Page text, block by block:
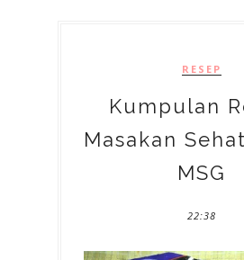
RESEP
Kumpulan
Masakan
MSG
22:38